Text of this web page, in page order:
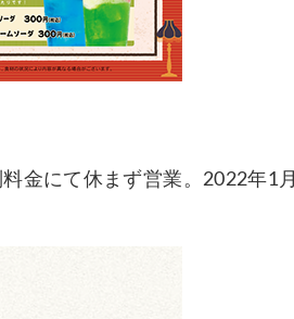
金にて休まず営業。2022年1月